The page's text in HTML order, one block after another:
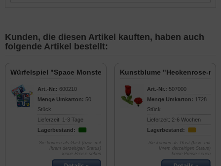
Kunden, die diesen Artikel kauften, haben auch
folgende Artikel bestellt:
Würfelspiel "Space Monster"
Art.-Nr.: 600210
Menge Umkarton: 50
Stück
Lieferzeit: 1-3 Tage
Lagerbestand:
Sie können als Gast (bzw. mit
Ihrem derzeitigen Status)
keine Preise sehen
Kunstblume "Heckenrose-
Art.-Nr.: 507000
Menge Umkarton: 1728
Stück
Lieferzeit: 2-6 Wochen
Lagerbestand:
Sie können als Gast (bzw. mit
Ihrem derzeitigen Status)
keine Preise sehen